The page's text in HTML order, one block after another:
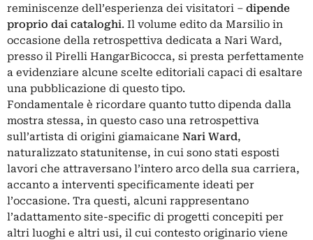
reminiscenze dell’esperienza dei visitatori – dipende
proprio dai cataloghi. Il volume edito da Marsilio in
occasione della retrospettiva dedicata a Nari Ward,
presso il Pirelli HangarBicocca, si presta perfettamente
a evidenziare alcune scelte editoriali capaci di esaltare
una pubblicazione di questo tipo.
Fondamentale è ricordare quanto tutto dipenda dalla
mostra stessa, in questo caso una retrospettiva
sull’artista di origini giamaicane Nari Ward,
naturalizzato statunitense, in cui sono stati esposti
lavori che attraversano l’intero arco della sua carriera,
accanto a interventi specificamente ideati per
l’occasione. Tra questi, alcuni rappresentano
l’adattamento site-specific di progetti concepiti per
altri luoghi e altri usi, il cui contesto originario viene